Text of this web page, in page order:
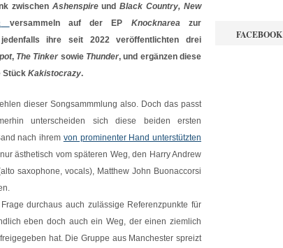
zwischen AshenspireundBlack Country, New
versammeln auf der EP Knocknareazur
jedenfalls ihre seit 2022 veröffentlichten drei
, The Tinker sowie Thunder, und ergänzen diese
Stück Kakistocrazy.
dieser Songsammmlung also. Doch das passt
unterscheiden sich diese beiden ersten
nach ihrem von prominenter Hand unterstützten
ästhetisch vom späteren Weg, den Harry Andrew
saxophone, vocals), Matthew John Buonaccorsi
durchaus auch zulässige Referenzpunkte für
eben doch auch ein Weg, der einen ziemlich
hat. Die Gruppe aus Manchester spreizt
FACEBOOK